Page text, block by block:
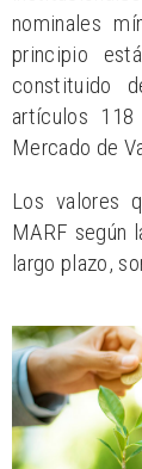
nominales
principio
constituido
artículos
Mercado de
Los valores
MARF según
largo plazo,